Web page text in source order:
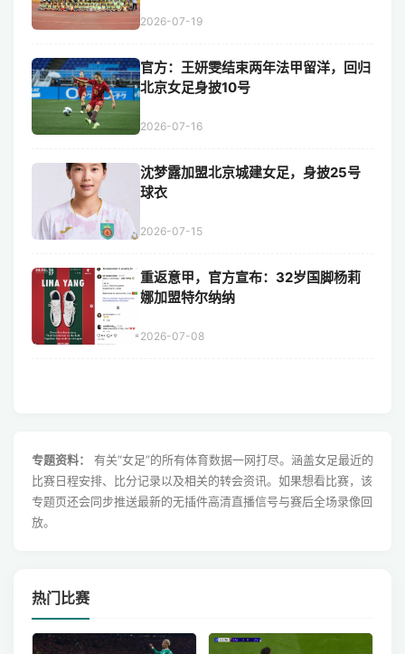
2026-07-19
官方：王妍雯结束两年法甲留洋，回归
北京女足身披10号
2026-07-16
沈梦露加盟北京城建女足，身披25号
球衣
2026-07-15
重返意甲，官方宣布：32岁国脚杨莉
娜加盟特尔纳纳
2026-07-08
专题资料：
有关“女足”的所有体育数据一网打尽。涵盖女足最近的
比赛日程安排、比分记录以及相关的转会资讯。如果想看比赛，该
专题页还会同步推送最新的无插件高清直播信号与赛后全场录像回
放。
热门比赛